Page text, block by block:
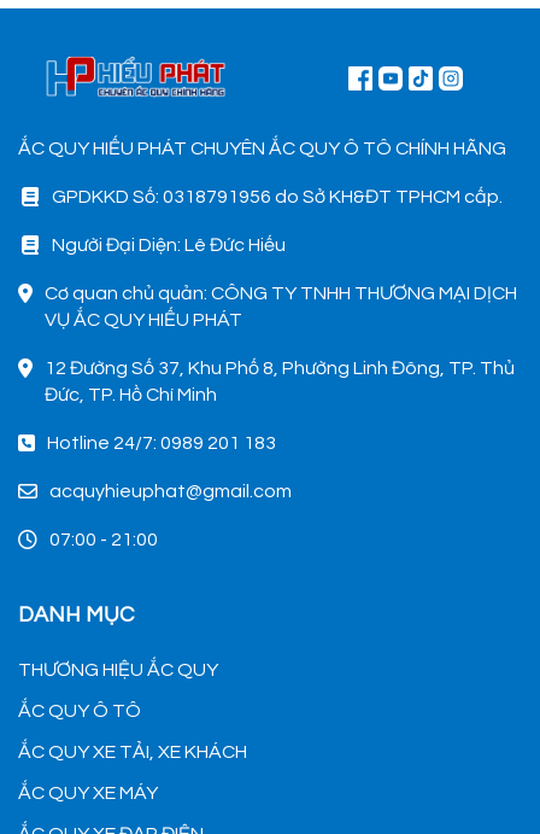
ẮC QUY HIẾU PHÁT CHUYÊN ẮC QUY Ô TÔ CHÍNH HÃNG
GPDKKD Số: 0318791956 do Sở KH&ĐT TPHCM cấp.
Người Đại Diện: Lê Đức Hiếu
Cơ quan chủ quản: CÔNG TY TNHH THƯƠNG MẠI DỊCH
VỤ ẮC QUY HIẾU PHÁT
12 Đường Số 37, Khu Phố 8, Phường Linh Đông, TP. Thủ
Đức, TP. Hồ Chí Minh
Hotline 24/7: 0989 201 183
acquyhieuphat@gmail.com
07:00 - 21:00
DANH MỤC
THƯƠNG HIỆU ẮC QUY
ẮC QUY Ô TÔ
ẮC QUY XE TẢI, XE KHÁCH
ẮC QUY XE MÁY